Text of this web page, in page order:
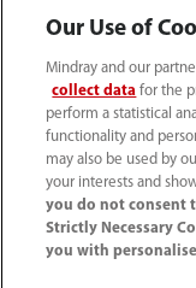
Mindray
06151 3910
Our Use of
Mindray and our
collect data for the
perform a statistical
functionality and
may also be used by
your interests and
you do not consent
Strictly Necessary
you with